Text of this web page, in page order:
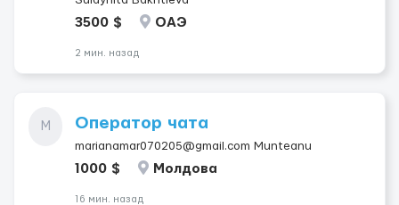
3500 $ ОАЭ
2 мин. назад
M Оператор чата
marianamar070205@gmail.com Munteanu
1000 $ Молдова
16 мин. назад